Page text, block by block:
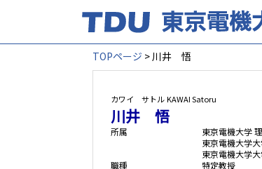
TOPページ > 川井 悟
カワイ サトルKAWAI Satoru
川井 悟
所属
東京電機大学
東京電機大学
東京電機大学
職種
特定教授